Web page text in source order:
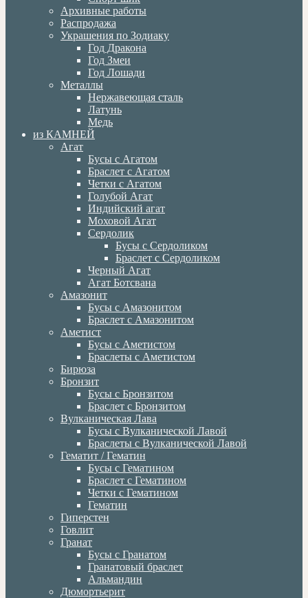
Архивные работы
Распродажа
Украшения по Зодиаку
Год Дракона
Год Змеи
Год Лошади
Металлы
Нержавеющая сталь
Латунь
Медь
из КАМНЕЙ
Агат
Бусы с Агатом
Браслет с Агатом
Четки с Агатом
Голубой Агат
Индийский агат
Моховой Агат
Сердолик
Бусы с Сердоликом
Браслет с Сердоликом
Черный Агат
Агат Ботсвана
Амазонит
Бусы с Амазонитом
Браслет с Амазонитом
Аметист
Бусы с Аметистом
Браслеты с Аметистом
Бирюза
Бронзит
Бусы с Бронзитом
Браслет с Бронзитом
Вулканическая Лава
Бусы с Вулканической Лавой
Браслеты с Вулканической Лавой
Гематит / Гематин
Бусы с Гематином
Браслет с Гематином
Четки с Гематином
Гематин
Гиперстен
Говлит
Гранат
Бусы с Гранатом
Гранатовый браслет
Альмандин
Дюмортьерит